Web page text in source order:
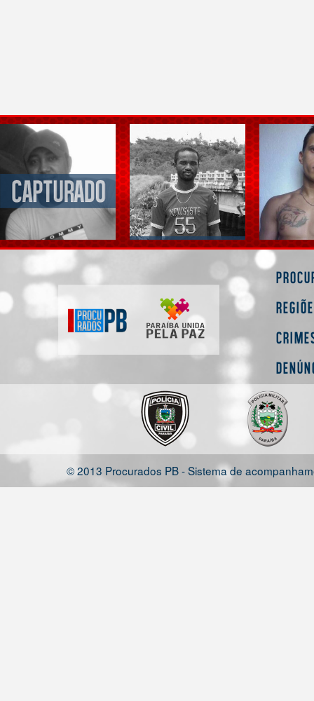
© 2013 Procurados PB - Sistema de